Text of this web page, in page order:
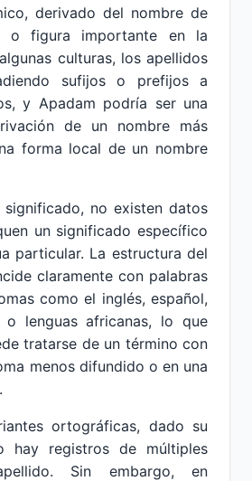
derivado del nombre de
o figura importante en la
culturas, los apellidos
sufijos o prefijos a
y Apadam podría ser una
de un nombre más
forma local de un nombre
no existen datos
un significado específico
particular. La estructura del
claramente con palabras
como el inglés, español,
o lenguas africanas, lo que
tratarse de un término con
menos difundido o en una
ortográficas, dado su
hay registros de múltiples
Sin embargo, en